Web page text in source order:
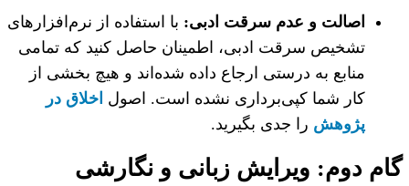
اصالت و عدم سرقت ادبی:با استفاده از نرم‌افزارهای
تشخیص سرقت ادبی، اطمینان حاصل کنید که تمامی
منابع به درستی ارجاع داده شده‌اند و هیچ بخشی از
کار شما کپی‌برداری نشده است. اصولاخلاق در
پژوهشرا جدی بگیرید.
دوم: ویرایش زبانی و نگارشی